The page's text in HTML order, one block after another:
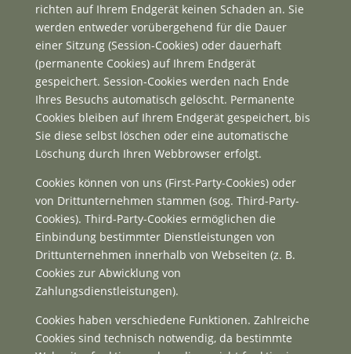
richten auf Ihrem Endgerät keinen Schaden an. Sie
werden entweder vorübergehend für die Dauer
einer Sitzung (Session-Cookies) oder dauerhaft
(permanente Cookies) auf Ihrem Endgerät
gespeichert. Session-Cookies werden nach Ende
Ihres Besuchs automatisch gelöscht. Permanente
Cookies bleiben auf Ihrem Endgerät gespeichert, bis
Sie diese selbst löschen oder eine automatische
Löschung durch Ihren Webbrowser erfolgt.
Cookies können von uns (First-Party-Cookies) oder
von Drittunternehmen stammen (sog. Third-Party-
Cookies). Third-Party-Cookies ermöglichen die
Einbindung bestimmter Dienstleistungen von
Drittunternehmen innerhalb von Webseiten (z. B.
Cookies zur Abwicklung von
Zahlungsdienstleistungen).
Cookies haben verschiedene Funktionen. Zahlreiche
Cookies sind technisch notwendig, da bestimmte